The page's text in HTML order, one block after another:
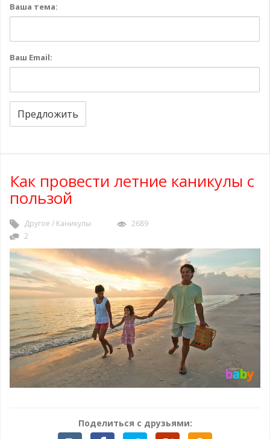
Ваша тема:
Ваш Email:
Предложить
Как провести летние каникулы с
пользой
Другое / Каникулы
2689
2
Поделиться с друзьями: